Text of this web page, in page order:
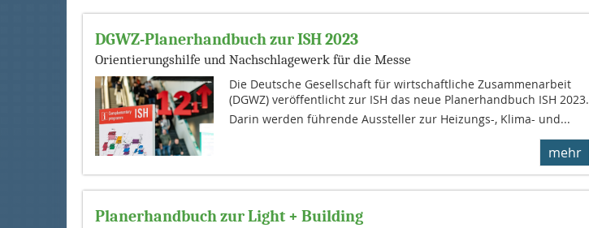
DGWZ-Planerhandbuch zur ISH 2023
Orientierungshilfe und Nachschlagewerk für die Messe
Die Deutsche Gesellschaft für wirtschaftliche Zusammenarbeit
(DGWZ) veröffentlicht zur ISH das neue Planerhandbuch ISH 2023.
Darin werden führende Aussteller zur Heizungs-, Klima- und...
mehr
Planerhandbuch zur Light + Building